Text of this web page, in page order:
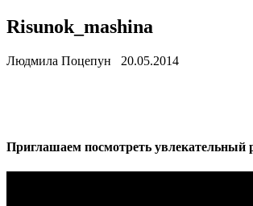
Risunok_mashina
Людмила Поцепун 20.05.2014
Приглашаем посмотреть увлекательный